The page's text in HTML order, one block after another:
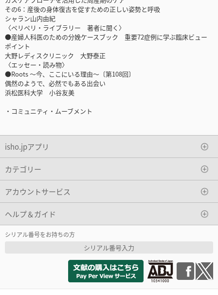
その6：産後の身体復古を促すための正しい姿勢と呼吸
シャラン山内由紀
〈ペリペリ・ライブラリー 著者に聞く〉
●産婦人科医のための分娩ケースブック 重要72症例に学ぶ臨床ビュー
ポイント
大野レディスクリニック 大野泰正
〈エッセー・読み物〉
●Roots ～今、ここにいる理由～〔第108回〕
偶然のようで、必然でもある出会い
浜松医科大学 小谷友美
・コミュニティ・ムーブメント
isho.jpアプリ
カテゴリー
アカウントサービス
ヘルプ＆ガイド
シリアル番号をお持ちの方
シリアル番号入力